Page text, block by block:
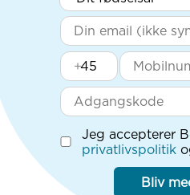
+
Jeg accepterer
privatlivspolitik
Bliv